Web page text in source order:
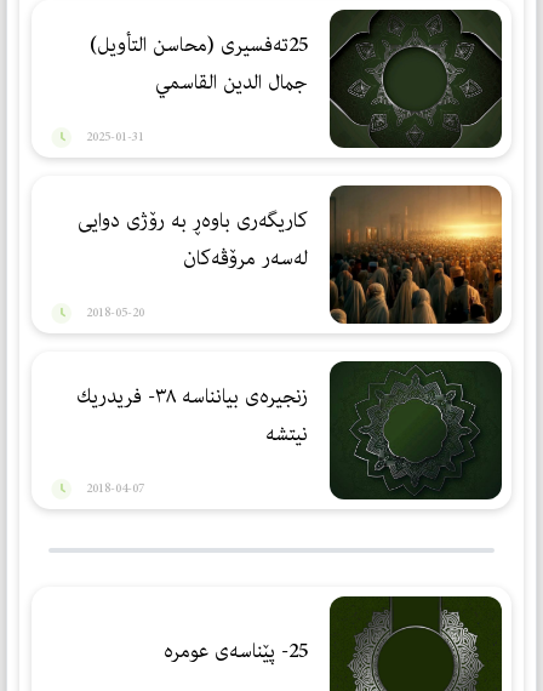
25تەفسیری (محاسن التأویل)
جمال الدین القاسمي
2025-01-31
كاریگه‌رى باوه‌ڕ به‌ رۆژى دوایی
له‌سه‌ر مرۆڤه‌كان
2018-05-20
زنجیرەی بیانناسە ٣٨- فریدریك
نیتشه‌
2018-04-07
25- پێناسەی عومرە